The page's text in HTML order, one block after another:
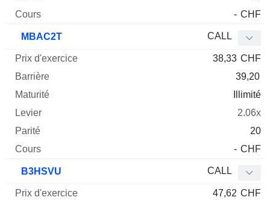
- CHF
MBAC2T CALL
38,33 CHF
39,20
Illimité
2.06x
20
- CHF
B3HSVU CALL
47,62 CHF